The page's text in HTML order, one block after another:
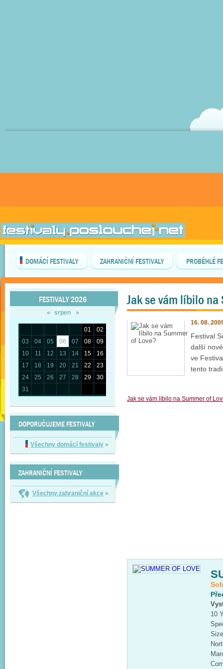
DOMÁCÍ FESTIVALY ZAHRANIČNÍ FESTIVALY PROBĚHLÉ
FESTIVALY 2026
« srpen »
01
02
03
04 05 06 07 08
09
10
11 12 13 14 15
16
17
18 19 20 21 22
23
24
25 26 27 28 29
30
31
DOPORUČUJEME FESTIVALY
Všechny domácí festivaly »
ZAHRANIČNÍ FESTIVALY
Všechny zahraniční akce »
Jak se vám líbilo
16. 08.
Festival
další
ve
tento
Jak se vám líbilo na Summer of
10